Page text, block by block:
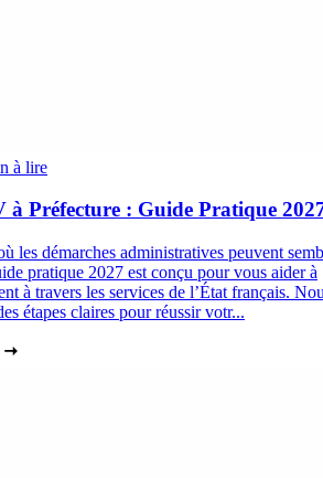
à lire
à Préfecture : Guide Pratique
les démarches administratives peuvent
pratique 2027 est conçu pour vous aider à
à travers les services de l’État français.
étapes claires pour réussir votr...